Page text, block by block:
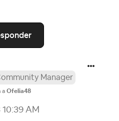
Manager
a Ofelia48
10:39 AM